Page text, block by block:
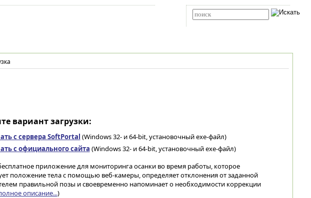
вариант загрузки:
с сервера SoftPortal (Windows 32- и 64-bit, установочный exe-файл)
с официального сайта (Windows 32- и 64-bit, установочный exe-файл)
приложение для мониторинга осанки во время работы, которое
положение тела с помощью веб-камеры, определяет отклонения от заданной
правильной позы и своевременно напоминает о необходимости коррекции
описание...)